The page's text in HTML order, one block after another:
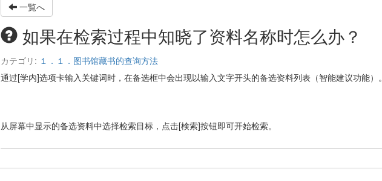
一覧へ
如果在检索过程中知晓了资料名称时怎么办？
カテゴリ: １．１．图书馆藏书的查询方法
通过[学内]选项卡输入关键词时，在备选框中会出现以输入文字开头的备选资料列表（智能建议功能）。
从屏幕中显示的备选资料中选择检索目标，点击[検索]按钮即可开始检索。